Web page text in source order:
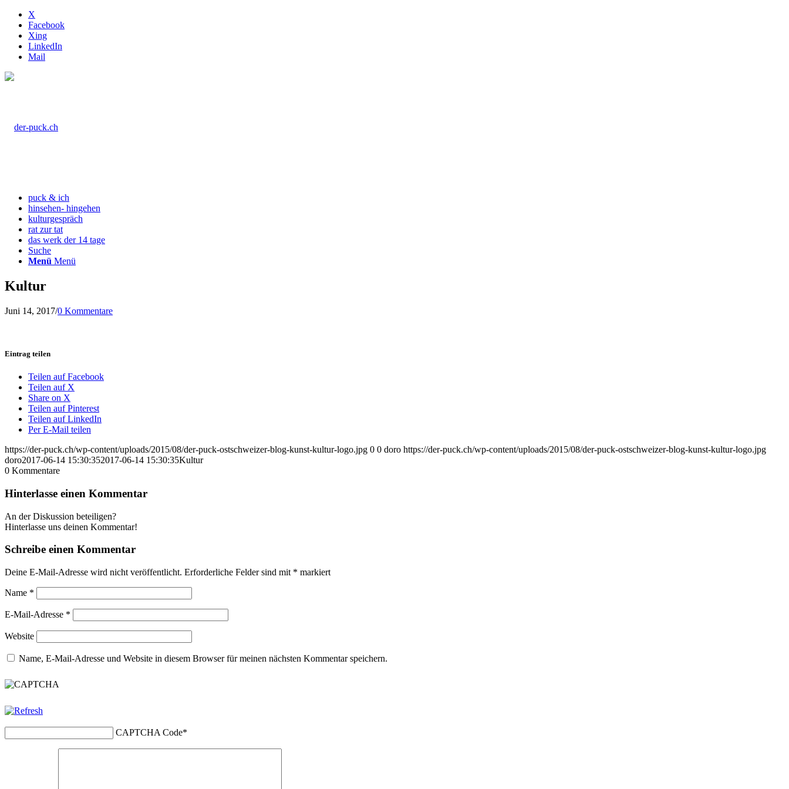
X
Facebook
Xing
LinkedIn
Mail
puck & ich
hinsehen- hingehen
kulturgespräch
rat zur tat
das werk der 14 tage
Suche
Menü Menü
Kultur
Juni 14, 2017/0 Kommentare
Eintrag teilen
Teilen auf Facebook
Teilen auf X
Share on X
Teilen auf Pinterest
Teilen auf LinkedIn
Per E-Mail teilen
https://der-puck.ch/wp-content/uploads/2015/08/der-puck-ostschweizer-blog-kunst-kultur-logo.jpg 0 0 doro https://der-puck.ch/wp-content/uploads/2015/08/der-puck-ostschweizer-blog-kunst-kultur-logo.jpg
doro2017-06-14 15:30:352017-06-14 15:30:35Kultur
0 Kommentare
Hinterlasse einen Kommentar
An der Diskussion beteiligen?
Hinterlasse uns deinen Kommentar!
Schreibe einen Kommentar
Deine E-Mail-Adresse wird nicht veröffentlicht. Erforderliche Felder sind mit * markiert
Name *
E-Mail-Adresse *
Website
Name, E-Mail-Adresse und Website in diesem Browser für meinen nächsten Kommentar speichern.
CAPTCHA Code*